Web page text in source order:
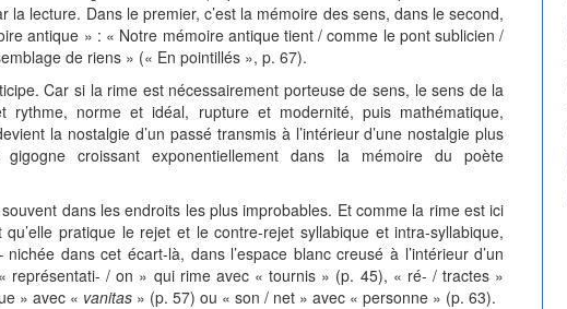
la lecture. Dans le premier, c’est la mémoire des sens, dans le second,
antique » : « Notre mémoire antique tient / comme le pont sublicien /
de riens » (« En pointillés », p. 67).
Car si la rime est nécessairement porteuse de sens, le sens de la
norme et idéal, rupture et modernité, puis mathématique,
la nostalgie d’un passé transmis à l’intérieur d’une nostalgie plus
croissant exponentiellement dans la mémoire du poète
dans les endroits les plus improbables. Et comme la rime est ici
pratique le rejet et le contre-rejet syllabique et intra-syllabique,
dans cet écart-là, dans l’espace blanc creusé à l’intérieur d’un
représentati- / on » qui rime avec « tournis » (p. 45), « ré- / tractes »
» avec « vanitas » (p. 57) ou « son / net » avec « personne » (p. 63).